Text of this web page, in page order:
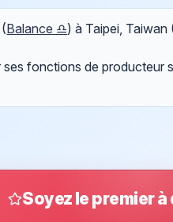
(Balance ♎) à Taipei, Taiwan
fonctions de producteur
Soyez le premier